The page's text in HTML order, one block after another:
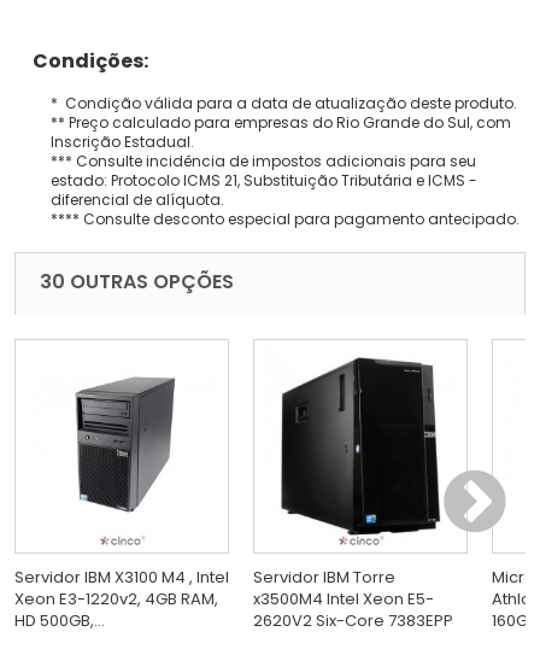
Condições:
* Condição válida para a data de atualização deste produto.
** Preço calculado para empresas do Rio Grande do Sul, com
Inscrição Estadual.
*** Consulte incidência de impostos adicionais para seu
estado: Protocolo ICMS 21, Substituição Tributária e ICMS -
diferencial de alíquota.
**** Consulte desconto especial para pagamento antecipado.
30 OUTRAS OPÇÕES
Servidor IBM X3100 M4 , Intel
Xeon E3-1220v2, 4GB RAM,
HD 500GB,...
Servidor IBM Torre
x3500M4 Intel Xeon E5-
2620V2 Six-Core 7383EPP
Athlon